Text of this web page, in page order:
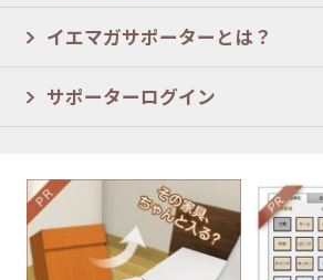
イエマガサポーターとは？
サポーターログイン